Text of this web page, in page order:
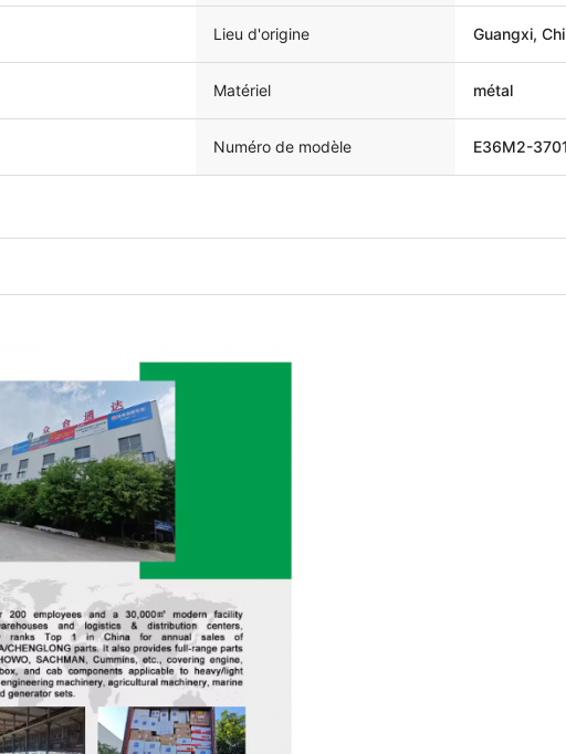
Lieu d'origine Guangxi,
Matériel métal
Numéro de modèle E36M2-